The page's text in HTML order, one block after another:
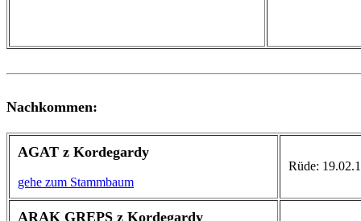
Nachkommen:
AGAT z Kordegardy
gehe zum Stammbaum
Rüde:
ARAK GREPS z Kordegardy